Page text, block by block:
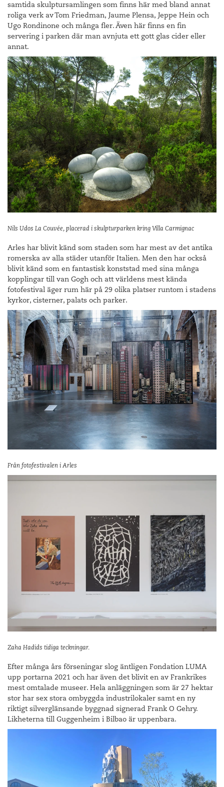
samtida skulptursamlingen som finns här med bland annat
roliga verk av Tom Friedman, Jaume Plensa, Jeppe Hein och
Ugo Rondinone och många fler. Även här finns en fin
servering i parken där man avnjuta ett gott glas cider eller
annat.
Nils Udos La Couvée, placerad i skulpturparken kring Villa Carmignac
Arles har blivit känd som staden som har mest av det antika
romerska av alla städer utanför Italien. Men den har också
blivit känd som en fantastisk konststad med sina många
kopplingar till van Gogh och att världens mest kända
fotofestival äger rum här på 29 olika platser runtom i stadens
kyrkor, cisterner, palats och parker.
Från fotofestivalen i Arles
Zaha Hadids tidiga teckningar.
Efter många års förseningar slog äntligen Fondation LUMA
upp portarna 2021 och har även det blivit en av Frankrikes
mest omtalade museer. Hela anläggningen som är 27 hektar
stor har sex stora ombyggda industrilokaler samt en ny
riktigt silverglänsande byggnad signerad Frank O Gehry.
Likheterna till Guggenheim i Bilbao är uppenbara.